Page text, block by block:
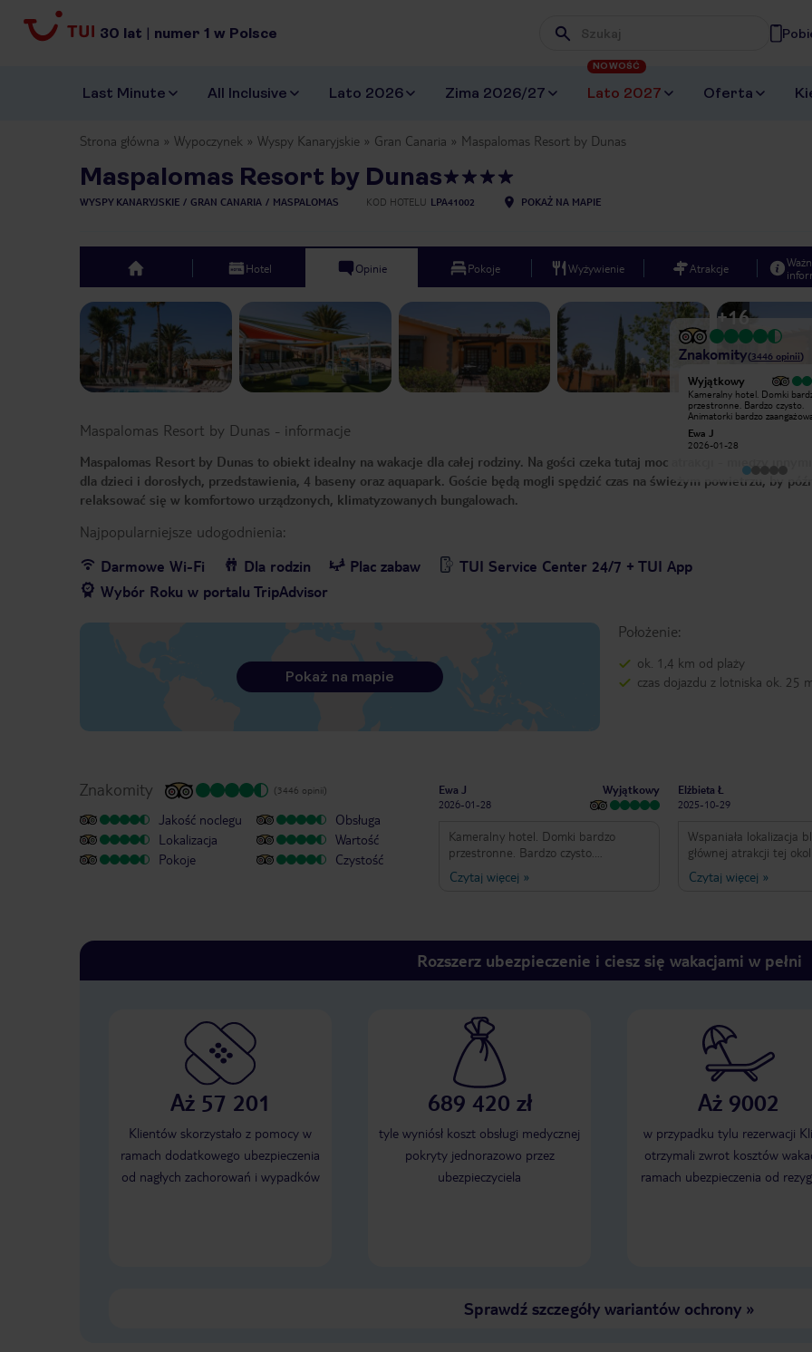
30 lat | numer 1 w Polsce Wpisz frazę, której szukasz
Last Minute All Inclusive Lato 2026 Zima 2026/27 Lato 2027
NOWOŚĆ
Oferta
Strona główna Wypoczynek Wyspy Kanaryjskie Gran Canaria Maspalomas Resort by Dunas
Maspalomas Resort by Dunas
WYSPY KANARYJSKIE GRAN CANARIA MASPALOMAS KOD HOTELU LPA41002 POKAŻ NA MAPIE
top Hotel Opinie Pokoje Wyżywienie Atrakcje
Previous slide +16
Znakomity(3446 opinii)
Wyjątkowy
Obszerny domek, wygodny, ośrodek
Wyjątkowy
Kameralny hotel. Domki
przestronne. Bardzo czysto.
Animatorki bardzo
Ewa J
2026-01-28
Maspalomas Resort by Dunas - informacje
Maspalomas Resort by Dunas to obiekt idealny na wakacje dla całej rodziny. Na gości czeka tutaj moc atrakcji - między
dla dzieci i dorosłych, przedstawienia, 4 baseny oraz aquapark. Goście będą mogli spędzić czas na świeżym powietrzu, by
relaksować się w komfortowo urządzonych, klimatyzowanych bungalowach.
Najpopularniejsze udogodnienia:
Darmowe Wi-Fi
Dla rodzin Plac zabaw
TUI Service Center 24/7 + TUI App
Wybór Roku w portalu TripAdvisor
Położenie:
ok. 1,4 km od plaży
czas dojazdu z lotniska ok. 25
Pokaż na mapie
Znakomity (3446 opinii)
Jakość noclegu
Lokalizacja
Pokoje
Obsługa
Wartość
Czystość
Ewa J
2026-01-28
Wyjątkowy
Kameralny hotel. Domki bardzo
przestronne. Bardzo czysto.
Animatorki bardzo zaangażowane.
Jedzenie smaczne. Polecam
Czytaj więcej »
Elżbieta Ł
2025-10-29
Wspaniała lokalizacja
głównej atrakcji tej
prawda głównie
używany w czasie zajęć
pani Patrycja.
Czytaj więcej »
Rozszerz ubezpieczenie i ciesz się wakacjami w pełni
Aż 57 201
Klientów skorzystało z pomocy w
ramach dodatkowego ubezpieczenia
od nagłych zachorowań i wypadków
689 420 zł
tyle wyniósł koszt obsługi medycznej
pokryty jednorazowo przez
ubezpieczyciela
Aż 9002
w przypadku tylu rezerwacji
otrzymali zwrot kosztów
ramach ubezpieczenia od
Sprawdź szczegóły wariantów ochrony»